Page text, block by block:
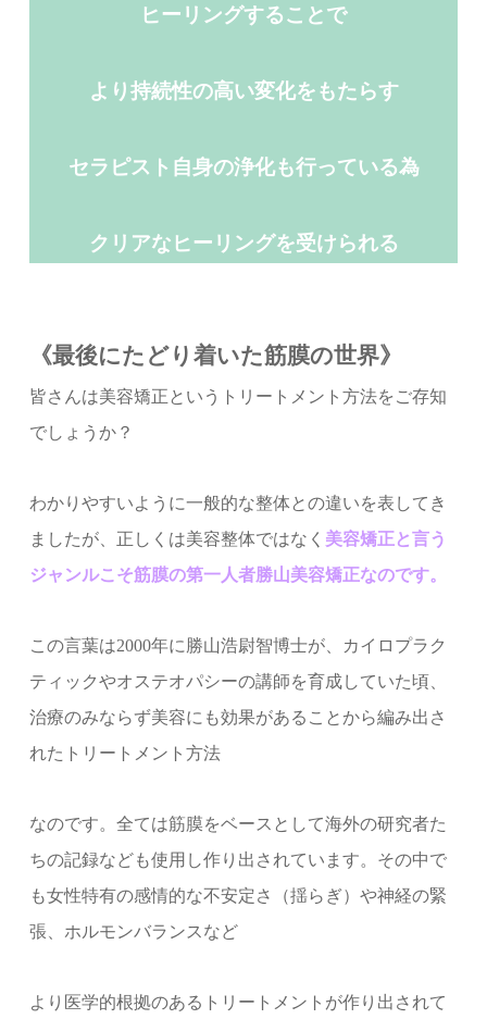
ヒーリングすることで
より持続性の高い変化をもたらす
セラピスト自身の浄化も行っている為
クリアなヒーリングを受けられる
《最後にたどり着いた筋膜の世界》
皆さんは美容矯正というトリートメント方法をご存知
でしょうか？
わかりやすいように一般的な整体との違いを表してき
ましたが、正しくは美容整体ではなく 美容矯正と言う
ジャンルこそ筋膜の第一人者勝山美容矯正なのです。
この言葉は2000年に 勝山浩尉智博士が、カイロプラク
ティックやオステオパシーの講師を育成していた頃、
治療のみならず美容にも効果があることから編み出さ
れたトリートメント方法
なのです。全ては筋膜をベースとして海外の研究者た
ちの記録なども使用し作り出されています。その中で
も女性特有の感情的な不安定さ（揺らぎ）や神経の緊
張、ホルモンバランスなど
より医学的根拠のあるトリートメントが作り出されて